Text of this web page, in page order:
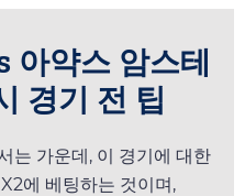
아약스 암스테
경기 전 팁
는 가운데, 이 경기에 대한
에 베팅하는 것이며,